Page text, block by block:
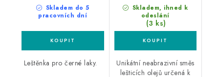
Skladem do 5
pracovních dní
Leštěnka pro černé laky.
Skladem, ihned k
odeslání
(3 ks)
Unikátní neabrazivní směs
lešticích olejů určená k